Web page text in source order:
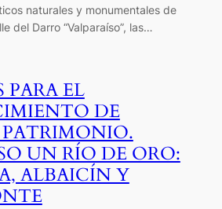
naturales y monumentales de
del Darro “Valparaíso”, las…
PARA EL
DE
UN RÍO DE ORO:
ALBAICÍN Y